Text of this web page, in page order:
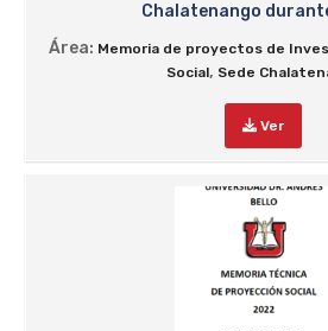
Chalatenango
Área: Memoria de proyectos de
Social, Sede
Ver